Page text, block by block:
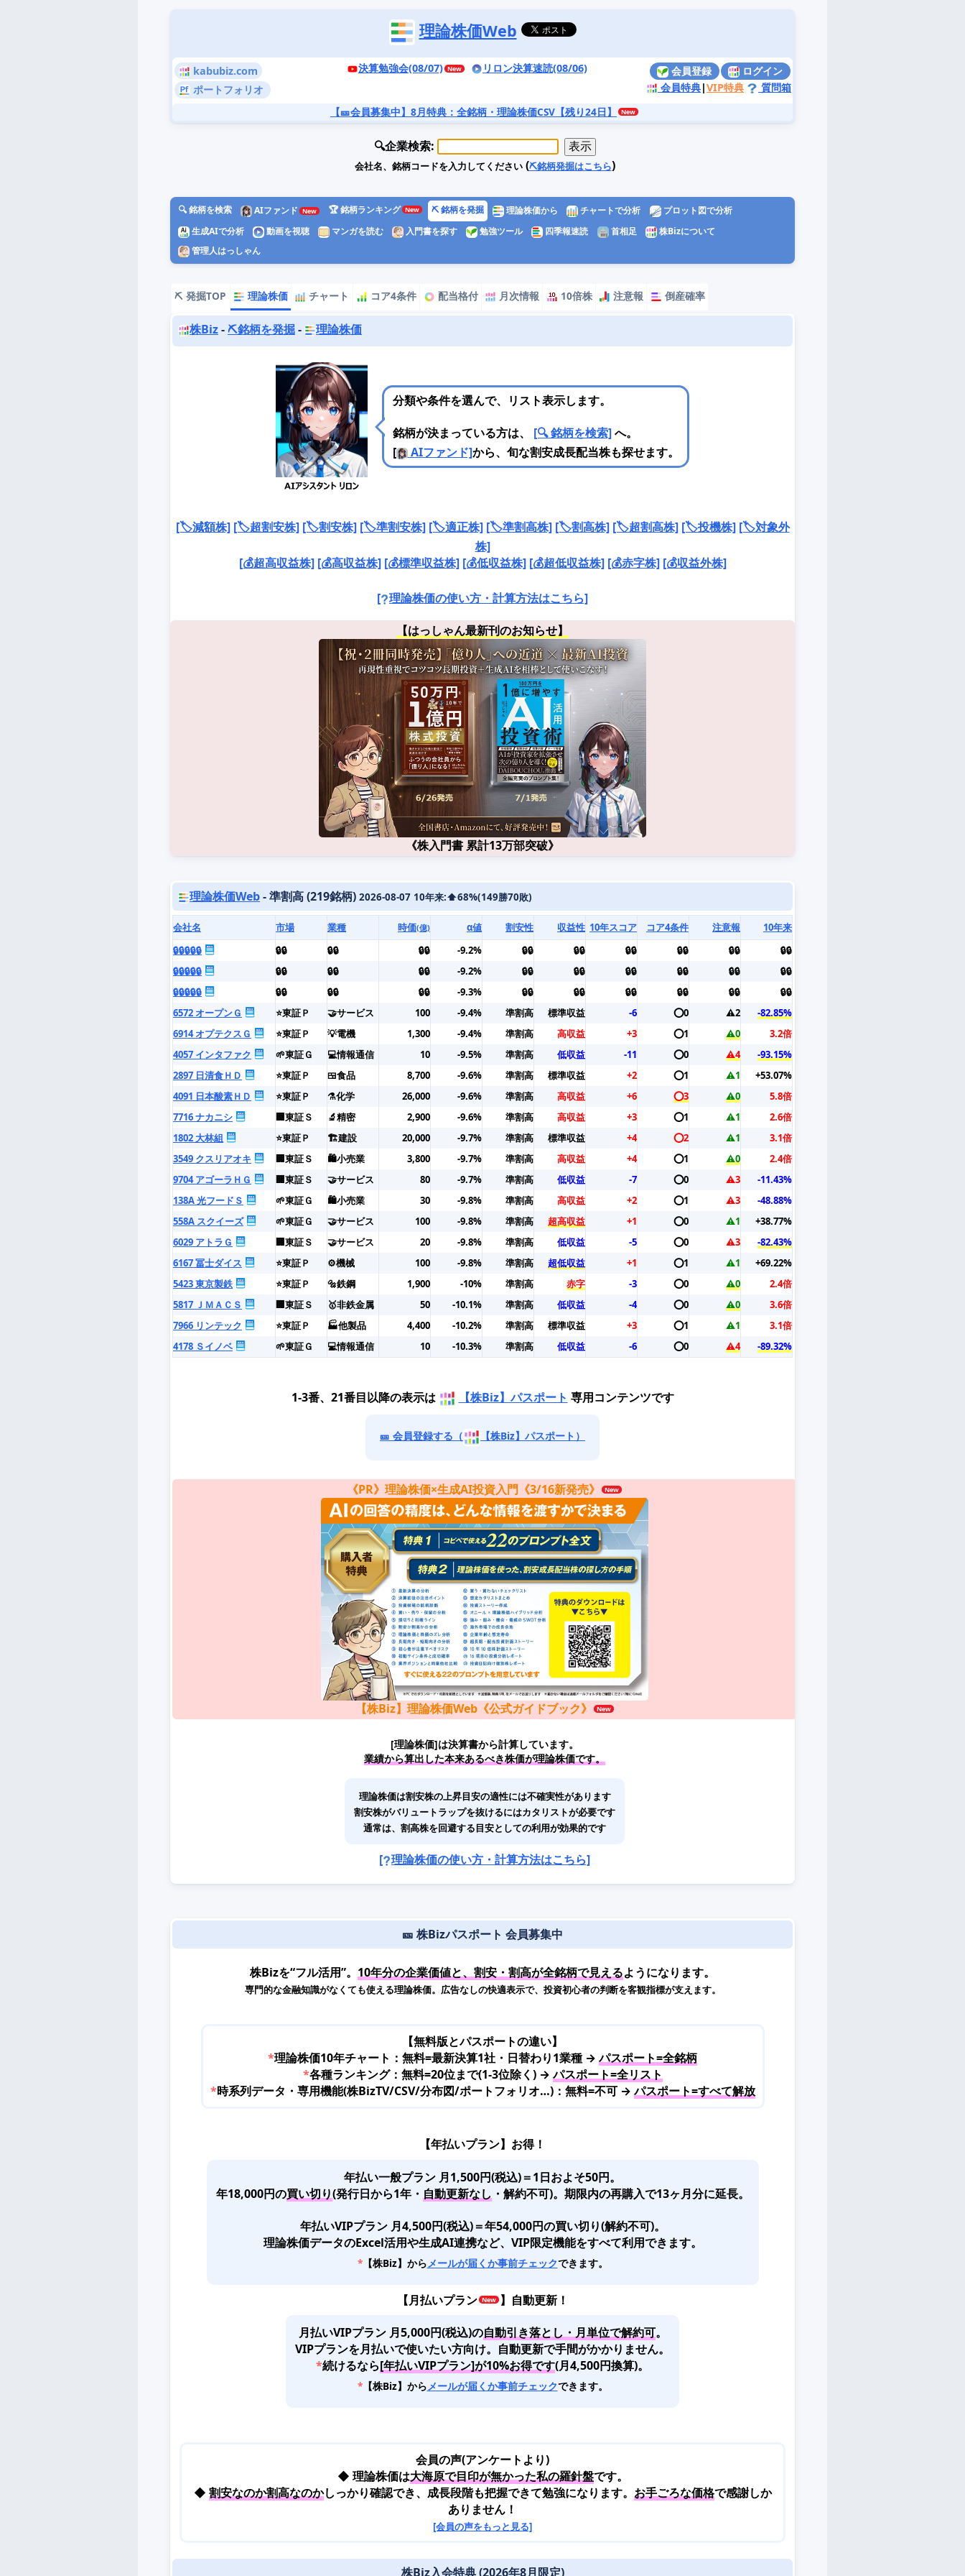
理論株価Web
kabubiz.com
ポートフォリオ
会員登録
ログイン
会員特典|VIP特典 質問箱
決算勉強会(08/07) リロン決算速読(08/06)
【🎫会員募集中】8月特典 ：全銘柄・理論株価CSV【残り24日】
🔍企業検索:
会社名、銘柄コードを入力してください(⛏️銘柄発掘はこちら)
🔍 銘柄を検索 AIファンド 🏆 銘柄ランキング ⛏️ 銘柄を発掘 理論株価から チャートで分析
プロット図で分析
生成AIで分析
動画を視聴 マンガを読む 入門書を探す 勉強ツール 四季報速読 首相足
株Bizについて
管理人はっしゃん
⛏️ 発掘TOP 理論株価 チャート コア4条件 配当格付 月次情報 10倍株 注意報 倒産確率
株Biz-⛏️銘柄を発掘- 理論株価
分類や条件を選んで、リスト表示します。
銘柄が決まっている方は、 [🔍 銘柄を検索]へ。
[
AIファンド]から、旬な割安成長配当株も探せます。
[🏷️減額株] [🏷️超割安株] [🏷️割安株] [🏷️準割安株] [🏷️適正株] [🏷️準割高株] [🏷️割高株] [🏷️超割高株] [🏷️投機株] [🏷️対象外
株]
[💰超高収益株] [💰高収益株] [💰標準収益株] [💰低収益株] [💰超低収益株] [💰赤字株] [💰収益外株]
[ 理論株価の使い方・計算方法はこちら]
【はっしゃん最新刊のお知らせ】
《株入門書 累計13万部突破》
理論株価Web- 準割高 (219銘柄) 2026-08-07 10年来:⬆️68%(149勝70敗)
会社名 市場 業種 時価(億) α値 割安性 収益性 10年スコア コア4条件 注意報
10年来
🔒🔒🔒🔒🔒
🔒🔒 🔒🔒 🔒🔒 -9.2% 🔒🔒 🔒🔒 🔒🔒 🔒🔒 🔒🔒
🔒🔒
🔒🔒🔒🔒🔒
🔒🔒 🔒🔒 🔒🔒 -9.2% 🔒🔒 🔒🔒 🔒🔒 🔒🔒 🔒🔒
🔒🔒
🔒🔒🔒🔒🔒
🔒🔒 🔒🔒 🔒🔒 -9.3% 🔒🔒 🔒🔒 🔒🔒 🔒🔒 🔒🔒
🔒🔒
6572 オープンＧ
⭐東証Ｐ 🤝サービス 100 -9.4% 準割高 標準収益 -6 ⭕️0 ⚠️2
-82.85%
6914 オプテクスＧ
⭐東証Ｐ 💡電機 1,300 -9.4% 準割高 高収益 +3 ⭕️1 ⚠️0
3.2倍
4057 インタファク
🌱東証Ｇ 💻情報通信 10 -9.5% 準割高 低収益 -11 ⭕️0 ⚠️4
-93.15%
2897 日清食ＨＤ
⭐東証Ｐ 🍱食品 8,700 -9.6% 準割高 標準収益 +2 ⭕️1 ⚠️1
+53.07%
4091 日本酸素ＨＤ
⭐東証Ｐ ⚗️化学 26,000 -9.6% 準割高 高収益 +6 ⭕️3 ⚠️0
5.8倍
7716 ナカニシ
🏢東証Ｓ 🔬精密 2,900 -9.6% 準割高 高収益 +3 ⭕️1 ⚠️1
2.6倍
1802 大林組
⭐東証Ｐ 🏗️建設 20,000 -9.7% 準割高 標準収益 +4 ⭕️2 ⚠️1
3.1倍
3549 クスリアオキ
🏢東証Ｓ 🛍️小売業 3,800 -9.7% 準割高 高収益 +4 ⭕️1 ⚠️0
2.4倍
9704 アゴーラＨＧ
🏢東証Ｓ 🤝サービス 80 -9.7% 準割高 低収益 -7 ⭕️0 ⚠️3
-11.43%
138A 光フードＳ
🌱東証Ｇ 🛍️小売業 30 -9.8% 準割高 高収益 +2 ⭕️1 ⚠️3
-48.88%
558A スクイーズ
🌱東証Ｇ 🤝サービス 100 -9.8% 準割高 超高収益 +1 ⭕️0 ⚠️1
+38.77%
6029 アトラＧ
🏢東証Ｓ 🤝サービス 20 -9.8% 準割高 低収益 -5 ⭕️0 ⚠️3
-82.43%
6167 冨士ダイス
⭐東証Ｐ ⚙️機械 100 -9.8% 準割高 超低収益 +1 ⭕️1 ⚠️1
+69.22%
5423 東京製鉄
⭐東証Ｐ 🔩鉄鋼 1,900 -10% 準割高 赤字 -3 ⭕️0 ⚠️0
2.4倍
5817 ＪＭＡＣＳ
🏢東証Ｓ 🥇非鉄金属 50 -10.1% 準割高 低収益 -4 ⭕️0 ⚠️0
3.6倍
7966 リンテック
⭐東証Ｐ 🏭他製品 4,400 -10.2% 準割高 標準収益 +3 ⭕️1 ⚠️1
3.1倍
4178 Ｓイノベ
🌱東証Ｇ 💻情報通信 10 -10.3% 準割高 低収益 -6 ⭕️0 ⚠️4 -89.32%
1-3番、21番目以降の表示は 【株Biz】パスポート 専用コンテンツです
🎫 会員登録する（ 【株Biz】パスポート）
《PR》理論株価×生成AI投資入門《3/16新発売》
【株Biz】理論株価Web《公式ガイドブック》
[理論株価]は決算書から計算しています。
業績から算出した本来あるべき株価が理論株価です。
理論株価は割安株の上昇目安の適性には不確実性があります
割安株がバリュートラップを抜けるにはカタリストが必要です
通常は、割高株を回避する目安としての利用が効果的です
[ 理論株価の使い方・計算方法はこちら]
🎫 株Bizパスポート 会員募集中
株Bizを“フル活用”。 10年分の企業価値と、割安・割高が全銘柄で見えるようになります。
専門的な金融知識がなくても使える理論株価。広告なしの快適表示で、投資初心者の判断を客観指標が支えます。
【無料版とパスポートの違い】
*理論株価10年チャート：無料=最新決算1社・日替わり1業種 →パスポート=全銘柄
*各種ランキング：無料=20位まで(1-3位除く) →パスポート=全リスト
*時系列データ・専用機能(株BizTV/CSV/分布図/ポートフォリオ…)：無料=不可 →パスポート=すべて解放
【年払いプラン】お得！
年払い一般プラン 月1,500円(税込)＝1日およそ50円。
年18,000円の買い切り(発行日から1年・ 自動更新なし ・解約不可)。期限内の再購入で13ヶ月分に延長。
年払いVIPプラン 月4,500円(税込)＝年54,000円の買い切り(解約不可)。
理論株価データのExcel活用や生成AI連携など、VIP限定機能をすべて利用できます。
*【株Biz】から メールが届くか事前チェックできます。
【月払いプラン 】自動更新！
月払いVIPプラン 月5,000円(税込)の自動引き落とし・月単位で解約可。
VIPプランを月払いで使いたい方向け。自動更新で手間がかかりません。
*続けるなら[年払いVIPプラン]が10%お得です(月4,500円換算)。
*【株Biz】からメールが届くか事前チェックできます。
会員の声(アンケートより)
◆ 理論株価は大海原で目印が無かった私の羅針盤です。
◆ 割安なのか割高なのかしっかり確認でき、成長段階も把握できて勉強になります。 お手ごろな価格で感謝しか
ありません！
[会員の声をもっと見る]
株Biz入会特典 (2026年8月限定)